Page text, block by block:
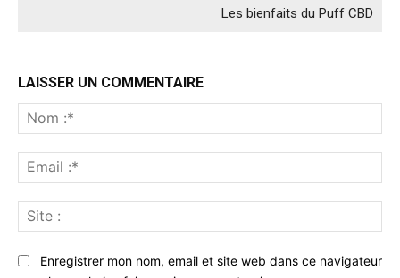
Les bienfaits du Puff CBD
LAISSER UN COMMENTAIRE
:*
:*
:
Enregistrer mon nom, email et site web dans ce navigateur